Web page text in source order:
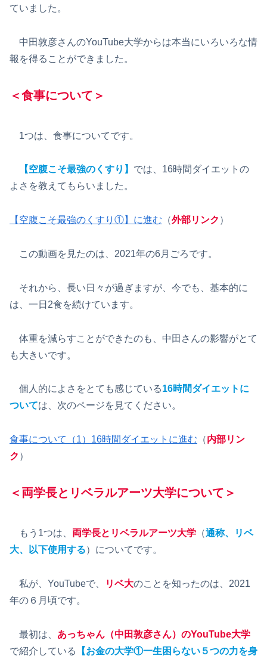
ていました。
中田敦彦さんのYouTube大学からは本当にいろいろな情
報を得ることができました。
＜食事について＞
1つは、食事についてです。
【空腹こそ最強のくすり】 では、16時間ダイエットの
よさを教えてもらいました。
【空腹こそ最強のくすり①】に進む （外部リンク ）
この動画を見たのは、2021年の6月ごろです。
それから、長い日々が過ぎますが、今でも、基本的に
は、一日2食を続けています。
体重を減らすことができたのも、中田さんの影響がとて
も大きいです。
個人的によさをとても感じている16時間ダイエットに
ついては、次のページを見てください。
食事について（1）16時間ダイエットに進む （内部リン
ク ）
＜両学長とリベラルアーツ大学について＞
もう1つは、 両学長とリベラルアーツ大学 （通称、リベ
大、以下使用する）についてです。
私が、YouTubeで、 リベ大のことを知ったのは、2021
年の６月頃です。
最初は、 あっちゃん（中田敦彦さん）のYouTube大学
で紹介している
【お金の大学①一生困らない５つの力を身